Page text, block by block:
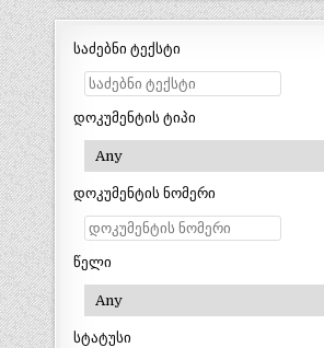
საძებნი ტექსტი
დოკუმენტის ტიპი
დოკუმენტის ნომერი
წელი
სტატუსი